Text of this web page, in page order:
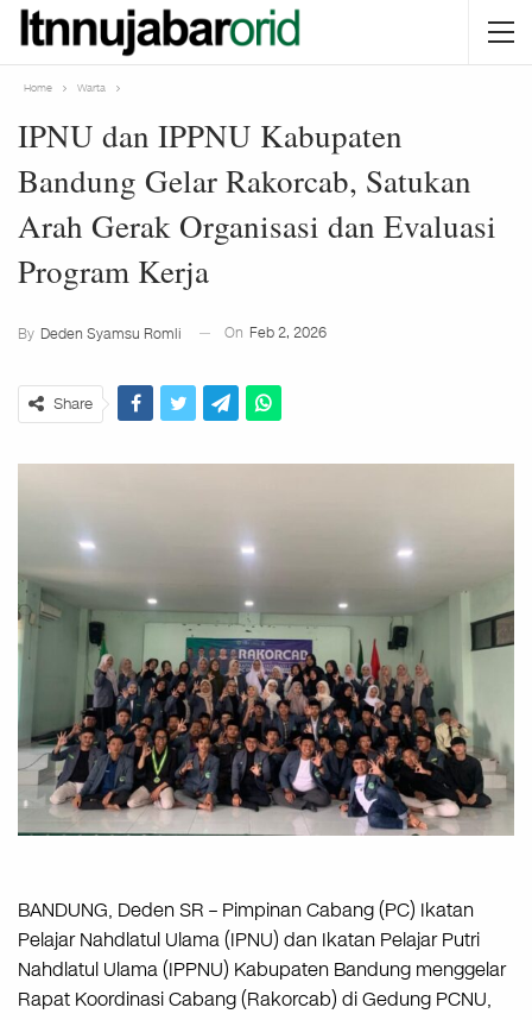
Home Warta
IPNU dan IPPNU Kabupaten
Bandung Gelar Rakorcab, Satukan
Arah Gerak Organisasi dan Evaluasi
Program Kerja
By Deden Syamsu Romli On Feb 2, 2026
Share
BANDUNG, Deden SR – Pimpinan Cabang (PC) Ikatan
Pelajar Nahdlatul Ulama (IPNU) dan Ikatan Pelajar Putri
Nahdlatul Ulama (IPPNU) Kabupaten Bandung menggelar
Rapat Koordinasi Cabang (Rakorcab) di Gedung PCNU,